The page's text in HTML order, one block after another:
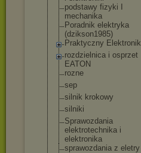
podstawy fizyki I
mechanika
Poradnik elektryka
(dzikson1985)
Praktyczny Elektronik
rozdzielnica i osprzet
EATON
rozne
sep
silnik krokowy
silniki
Sprawozdania
elektrotechnika i
elektronika
sprawozdania z eletry